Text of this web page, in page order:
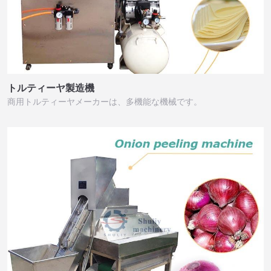
トルティーヤ製造機
商用トルティーヤメーカーは、多機能な機械です。